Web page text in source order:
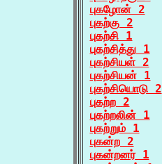
புகழோன் 2
புகற்கு 2
புகற்சி 1
புகற்சித்து 1
புகற்சியள் 2
புகற்சியன் 1
புகற்சியொடு 2
புகற்ற 2
புகற்றலின் 1
புகற்றும் 1
புகன்ற 2
புகன்றனர் 1